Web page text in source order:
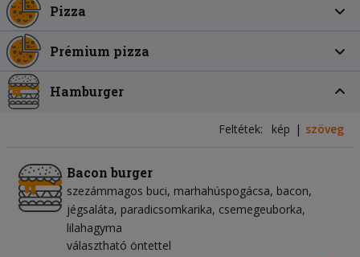
Pizza
Prémium pizza
Hamburger
Feltétek: kép szöveg
Bacon burger
szezámmagos buci marhahúspogácsa bacon
jégsaláta paradicsomkarika csemegeuborka
lilahagyma
választható öntettel